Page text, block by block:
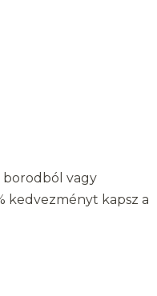
borodból vagy
kedvezményt kapsz a